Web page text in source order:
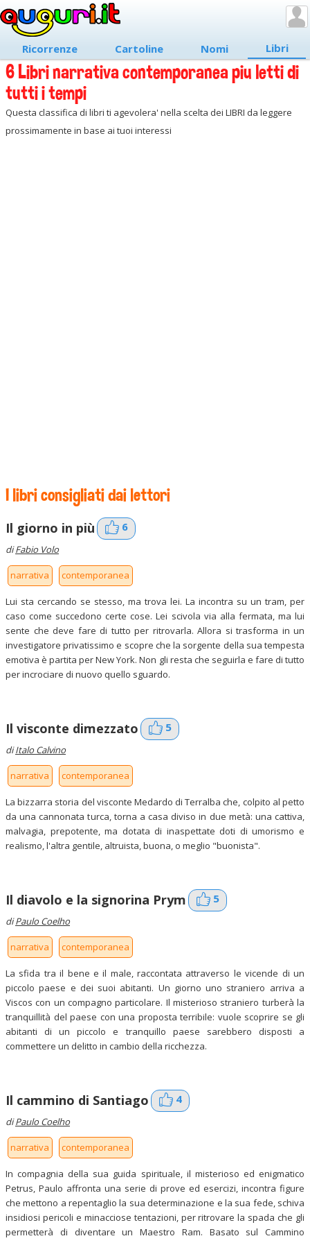
Ricorrenze Cartoline Nomi Libri
6 Libri narrativa contemporanea piu letti di
tutti i tempi
Questa classifica di libri ti agevolera' nella scelta dei LIBRI da leggere
prossimamente in base ai tuoi interessi
I libri consigliati dai lettori
Il giorno in più 6
diFabio Volo
narrativa contemporanea
Lui sta cercando se stesso, ma trova lei. La incontra su un tram, per
caso come succedono certe cose. Lei scivola via alla fermata, ma lui
sente che deve fare di tutto per ritrovarla. Allora si trasforma in un
investigatore privatissimo e scopre che la sorgente della sua tempesta
emotiva è partita per New York. Non gli resta che seguirla e fare di tutto
per incrociare di nuovo quello sguardo.
Il visconte dimezzato 5
diItalo Calvino
narrativa contemporanea
La bizzarra storia del visconte Medardo di Terralba che, colpito al petto
da una cannonata turca, torna a casa diviso in due metà: una cattiva,
malvagia, prepotente, ma dotata di inaspettate doti di umorismo e
realismo, l'altra gentile, altruista, buona, o meglio "buonista".
Il diavolo e la signorina Prym 5
diPaulo Coelho
narrativa contemporanea
La sfida tra il bene e il male, raccontata attraverso le vicende di un
piccolo paese e dei suoi abitanti. Un giorno uno straniero arriva a
Viscos con un compagno particolare. Il misterioso straniero turberà la
tranquillità del paese con una proposta terribile: vuole scoprire se gli
abitanti di un piccolo e tranquillo paese sarebbero disposti a
commettere un delitto in cambio della ricchezza.
Il cammino di Santiago 4
diPaulo Coelho
narrativa contemporanea
In compagnia della sua guida spirituale, il misterioso ed enigmatico
Petrus, Paulo affronta una serie di prove ed esercizi, incontra figure
che mettono a repentaglio la sua determinazione e la sua fede, schiva
insidiosi pericoli e minacciose tentazioni, per ritrovare la spada che gli
permetterà di diventare un Maestro Ram. Basato sul Cammino